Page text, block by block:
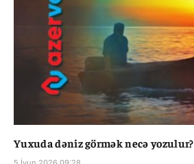
Yuxuda dəniz görmək necə yozulur?